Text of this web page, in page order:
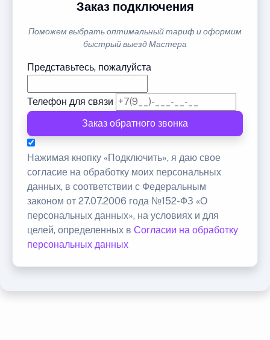
Заказ подключения
Поможем выбрать оптимальный тариф и оформим
быстрый выезд Мастера
Представьтесь, пожалуйста
Телефон для связи
Заказ обратного звонка
Нажимая кнопку «Подключить», я даю свое
согласие на обработку моих персональных
данных, в соответствии с Федеральным
законом от 27.07.2006 года №152-ФЗ «О
персональных данных», на условиях и для
целей, определенных в Согласии на обработку
персональных данных